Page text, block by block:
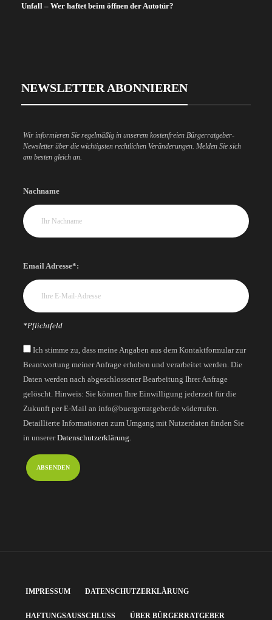
Unfall – Wer haftet beim öffnen der Autotür?
NEWSLETTER ABONNIEREN
Wir informieren Sie regelmäßig in unserem kostenfreien Bürgerratgeber-
Newsletter über die wichtigsten rechtlichen Veränderungen. Melden Sie sich
am besten gleich an.
Nachname
Email Adresse*:
*Pflichtfeld
Ich stimme zu, dass meine Angaben aus dem Kontaktformular zur
Beantwortung meiner Anfrage erhoben und verarbeitet werden. Die
Daten werden nach abgeschlossener Bearbeitung Ihrer Anfrage
gelöscht. Hinweis: Sie können Ihre Einwilligung jederzeit für die
Zukunft per E-Mail an info@buergerratgeber.de widerrufen.
Detaillierte Informationen zum Umgang mit Nutzerdaten finden Sie
in unsererDatenschutzerklärung.
IMPRESSUM DATENSCHUTZERKLÄRUNG
HAFTUNGSAUSSCHLUSS ÜBER BÜRGERRATGEBER